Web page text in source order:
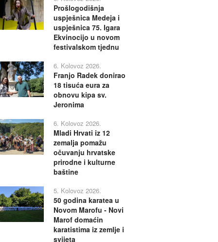
Prošlogodišnja
uspješnica Medeja i
uspješnica 75. Igara
Ekvinocijo u novom
festivalskom tjednu
6. Kolovoz 2026.
Franjo Radek donirao
18 tisuća eura za
obnovu kipa sv.
Jeronima
6. Kolovoz 2026.
Mladi Hrvati iz 12
zemalja pomažu
očuvanju hrvatske
prirodne i kulturne
baštine
5. Kolovoz 2026.
50 godina karatea u
Novom Marofu - Novi
Marof domaćin
karatistima iz zemlje i
svijeta